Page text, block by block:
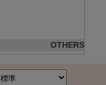
OTHERS